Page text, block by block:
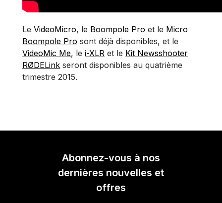
Le VideoMicro, le Boompole Pro et le Micro
Boompole Pro sont déjà disponibles, et le
VideoMic Me, le i-XLR et le Kit Newsshooter
RØDELink seront disponibles au quatrième
trimestre 2015.
Abonnez-vous à nos
dernières nouvelles et
offres